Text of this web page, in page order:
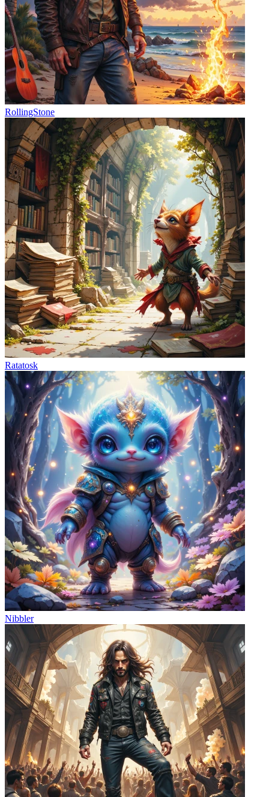
RollingStone
Ratatosk
Nibbler